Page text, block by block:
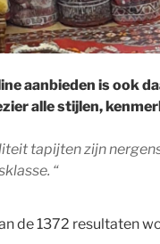
aanbieden is ook
alle stijlen,
tapijten zijn
“
de 1372 resultaten